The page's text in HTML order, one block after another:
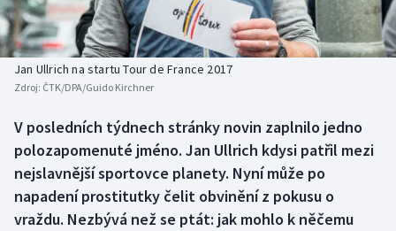
Boby a skeleton
Box
Curling
Dostihy
Florbal
AZ kvíz
Jan Ullrich na startu Tour de France 2017
Zdroj: ČTK/DPA/Guido Kirchner
V posledních týdnech stránky novin zaplnilo jedno
polozapomenuté jméno. Jan Ullrich kdysi patřil mezi
nejslavnější sportovce planety. Nyní může po
napadení prostitutky čelit obvinění z pokusu o
vraždu. Nezbývá než se ptát: jak mohlo k něčemu